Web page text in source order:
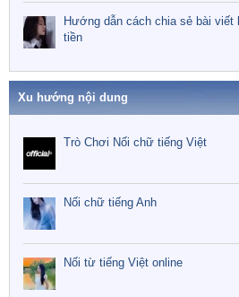
Hướng dẫn cách chia sẻ bài viết
tiền
Xu hướng nội dung
Trò Chơi Nối chữ tiếng Việt
Nối chữ tiếng Anh
Nối từ tiếng Việt online